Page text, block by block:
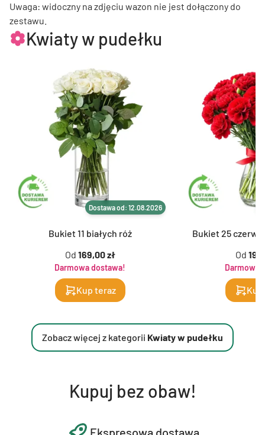
Uwaga: widoczny na zdjęciu wazon nie jest dołączony do
zestawu.
Kwiaty w pudełku
Dostawa od: 12.08.2026
Bukiet 11 białych róż
Od 169,00 zł
Darmowa dostawa!
Kup teraz
Bukiet 25
Od
Darmowa
Zobacz więcej z kategorii Kwiaty w pudełku
Kupuj bez obaw!
Ekspresowa dostawa